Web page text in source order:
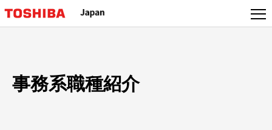
事務系職種紹介